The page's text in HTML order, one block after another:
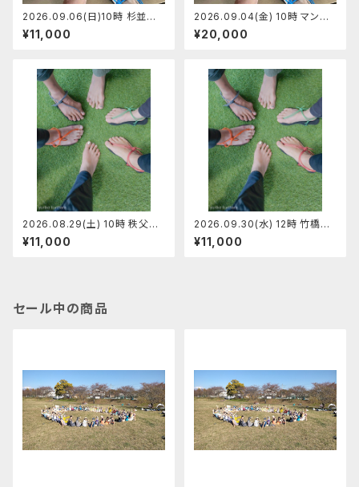
2026.09.06(日)10時 杉並区
阿佐ヶ谷マンサンダルワーク
ショップ 【定員7】ペーサン
¥11,000
2026.09.04(金) 10時 マンサ
ンダル代官山店 マンサンダルワ
ークショップ 【定員7】ひらちゃん
¥20,000
2026.08.29(土) 10時 秩父ミ
ューズパーク・マンサンダルワー
クショップ 【定員7】りゅうさん
¥11,000
2026.09.30(水) 12時 竹橋皇
居前 マンサンダルワークショッ
プ 【定員5】りゅうさん
¥11,000
セール中の商品